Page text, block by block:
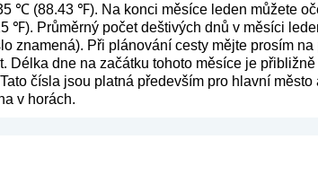
℃ (88.43 ℉). Na konci měsíce leden můžete
℉). Průměrný počet deštivých dnů v měsíci
znamená). Při plánování cesty mějte prosím
Délka dne na začátku tohoto měsíce je
čísla jsou platná především pro hlavní
v horách.